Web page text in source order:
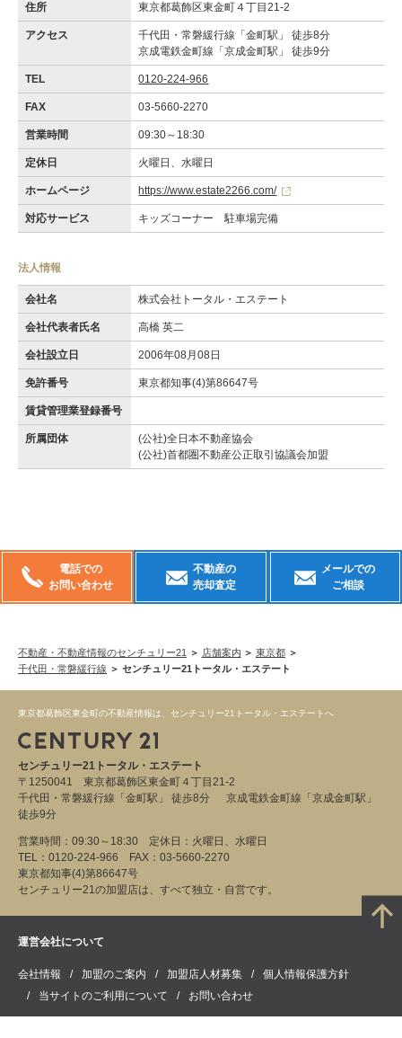
住所 東京都葛飾区東金町４丁目21-2
アクセス
千代田・常磐緩行線「金町駅」 徒歩8分
京成電鉄金町線「京成金町駅」 徒歩9分
TEL 0120-224-966
FAX 03-5660-2270
営業時間 09:30～18:30
定休日 火曜日、水曜日
ホームページ https://www.estate2266.com/
対応サービス キッズコーナー 駐車場完備
法人情報
会社名 株式会社トータル・エステート
会社代表者氏名 高橋 英二
会社設立日 2006年08月08日
免許番号 東京都知事(4)第86647号
賃貸管理業登録番号
所属団体
(公社)全日本不動産協会
(公社)首都圏不動産公正取引協議会加盟
電話での
お問い合わせ
不動産の
売却査定
メールでの
ご相談
不動産・不動産情報のセンチュリー21 店舗案内
東京都
千代田・常磐緩行線
センチュリー21トータル・エステート
東京都葛飾区東金町の不動産情報は、センチュリー21トータル・エステートへ
センチュリー21トータル・エステート
〒1250041 東京都葛飾区東金町４丁目21-2
千代田・常磐緩行線「金町駅」 徒歩8分 京成電鉄金町線「京成金町駅」
徒歩9分
営業時間：09:30～18:30 定休日：火曜日、水曜日
TEL：0120-224-966 FAX：03-5660-2270
東京都知事(4)第86647号
センチュリー21の加盟店は、すべて独立・自営です。
運営会社について
会社情報 加盟のご案内 加盟店人材募集
個人情報保護方針
当サイトのご利用について
お問い合わせ